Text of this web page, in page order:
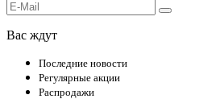
Вас ждут
Последние новости
Регулярные акции
Распродажи